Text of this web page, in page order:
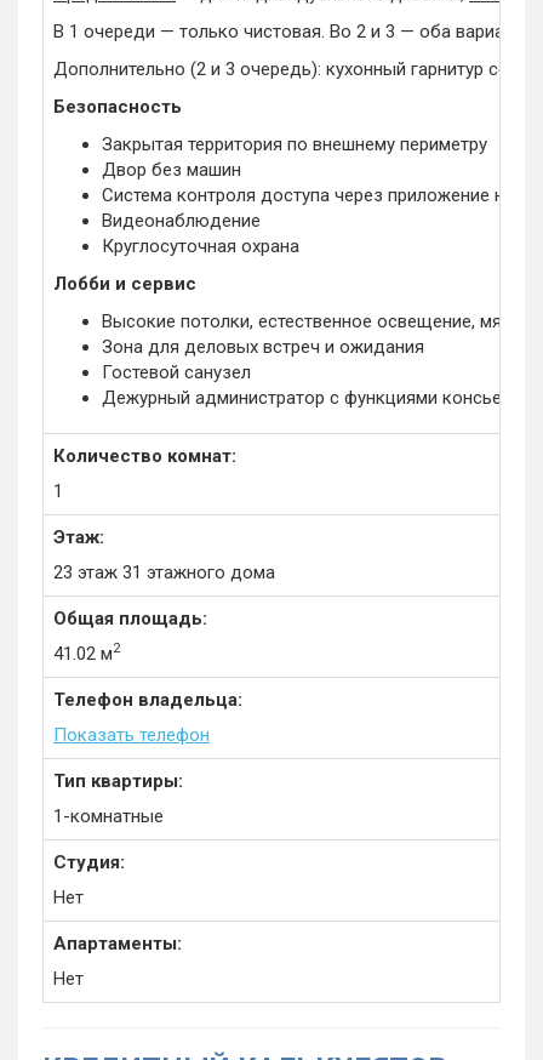
В 1 очереди — только чистовая. Во 2 и 3 — оба варианта.
Дополнительно (2 и 3 очередь): кухонный гарнитур со
Безопасность
Закрытая территория по внешнему периметру
Двор без машин
Система контроля доступа через приложение на
Видеонаблюдение
Круглосуточная охрана
Лобби и сервис
Высокие потолки, естественное освещение,
Зона для деловых встреч и ожидания
Гостевой санузел
Дежурный администратор с функциями консьержа
Количество комнат:
1
Этаж:
23 этаж 31 этажного дома
Общая площадь:
41.02 м2
Телефон владельца:
Показать телефон
Тип квартиры:
1-комнатные
Студия:
Нет
Апартаменты:
Нет